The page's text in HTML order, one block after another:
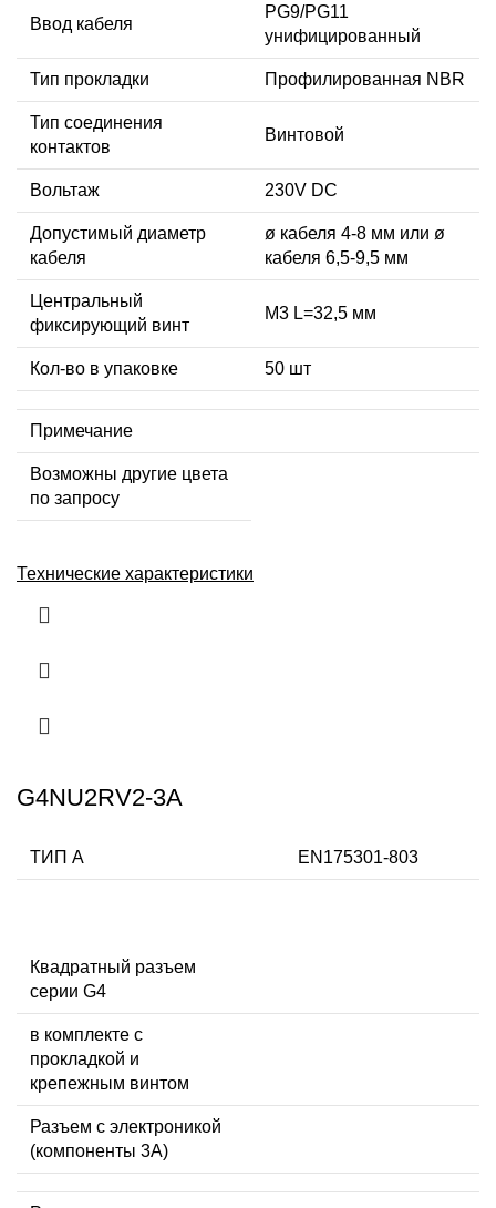
Ввод кабеля
PG9/PG11
унифицированный
Тип прокладки Профилированная NBR
Тип соединения
контактов
Винтовой
Вольтаж 230V DC
Допустимый диаметр
кабеля
ø кабеля 4-8 мм или ø
кабеля 6,5-9,5 мм
Центральный
фиксирующий винт
М3 L=32,5 мм
Кол-во в упаковке 50 шт
Примечание
Возможны другие цвета
по запросу
Технические характеристики
G4NU2RV2-3A
ТИП А EN175301-803
Квадратный разъем
серии G4
в комплекте с
прокладкой и
крепежным винтом
Разъем с электроникой
(компоненты 3A)